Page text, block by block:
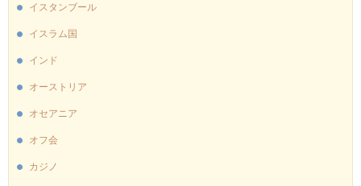
イスタンブール
イスラム国
インド
オーストリア
オセアニア
オフ会
カジノ